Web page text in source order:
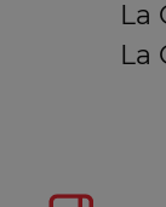
La
La